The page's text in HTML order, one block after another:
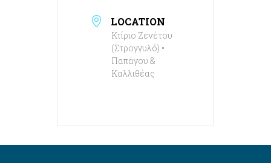
LOCATION
Κτίριο Ζενέτου
(Στρογγυλό) •
Παπάγου &
Καλλιθέας